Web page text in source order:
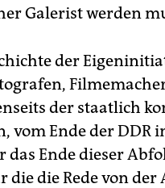
Galerist werden
der
der staatlich
Ende der DDR
das Ende dieser
die die Rede von